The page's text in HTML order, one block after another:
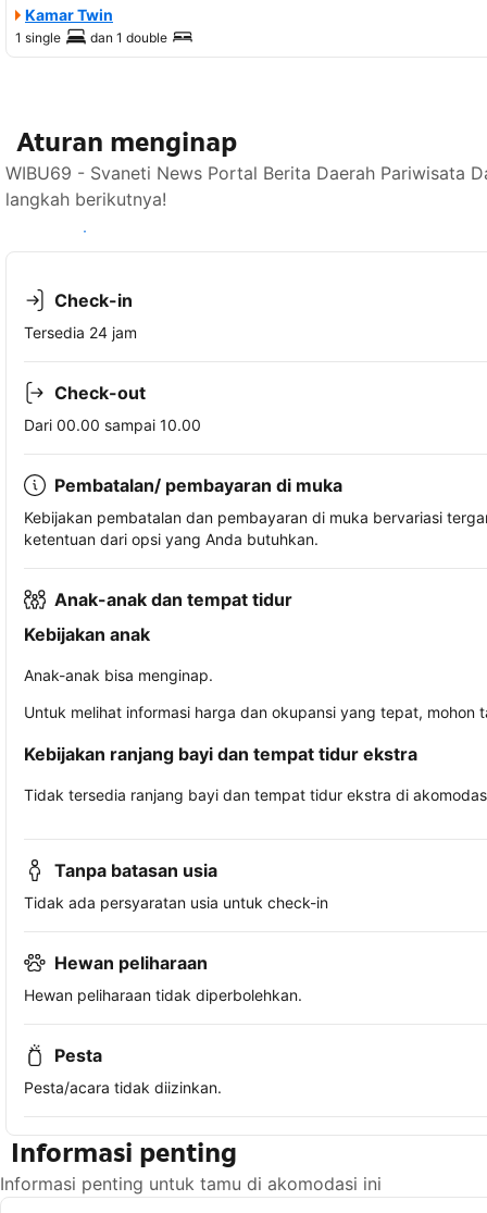
Kamar Twin
1 single dan 1 double
Aturan menginap
WIBU69 - Svaneti News Portal Berita Daerah Pariwisata
langkah berikutnya!
Lihat ketersediaan
Check-in
Tersedia 24 jam
Check-out
Dari 00.00 sampai 10.00
Pembatalan/ pembayaran di muka
Kebijakan pembatalan dan pembayaran di muka bervariasi
ketentuan dari opsi yang Anda butuhkan.
Anak-anak dan tempat tidur
Kebijakan anak
Anak-anak bisa menginap.
Untuk melihat informasi harga dan okupansi yang tepat,
Kebijakan ranjang bayi dan tempat tidur ekstra
Tidak tersedia ranjang bayi dan tempat tidur ekstra di
Tanpa batasan usia
Tidak ada persyaratan usia untuk check-in
Hewan peliharaan
Hewan peliharaan tidak diperbolehkan.
Pesta
Pesta/acara tidak diizinkan.
Informasi penting
Informasi penting untuk tamu di akomodasi ini